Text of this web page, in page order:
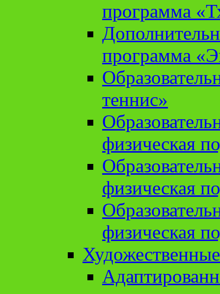
программа
программа
теннис»
физическая
физическая
физическая
Художественные